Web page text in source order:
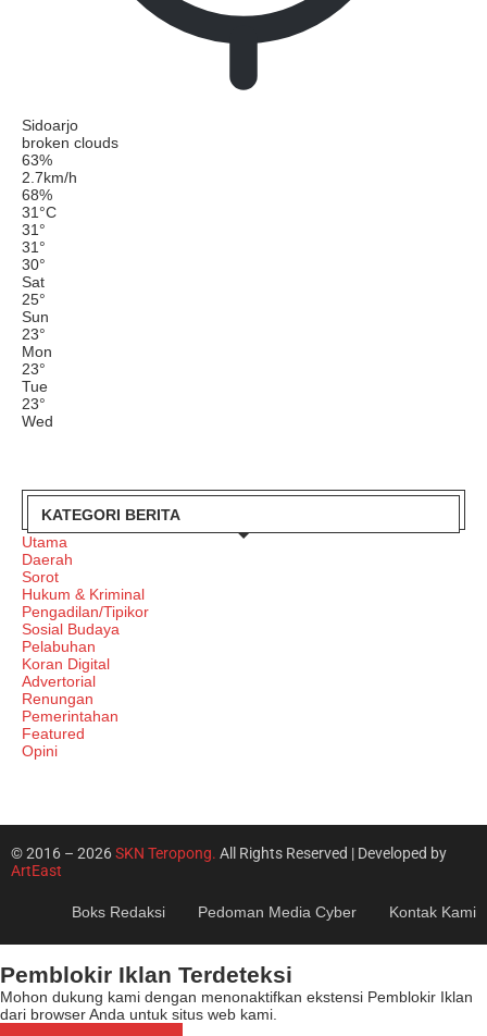
Sidoarjo
broken clouds
63%
2.7km/h
68%
31 °C
31 °
31 °
30°
Sat
25°
Sun
23°
Mon
23°
Tue
23°
Wed
KATEGORI BERITA
Utama
Daerah
Sorot
Hukum & Kriminal
Pengadilan/Tipikor
Sosial Budaya
Pelabuhan
Koran Digital
Advertorial
Renungan
Pemerintahan
Featured
Opini
© 2016 – 2026SKN Teropong. All Rights Reserved | Developed by
ArtEast
Boks Redaksi Pedoman Media Cyber Kontak Kami
Pemblokir Iklan Terdeteksi
Mohon dukung kami dengan menonaktifkan ekstensi Pemblokir Iklan
dari browser Anda untuk situs web kami.